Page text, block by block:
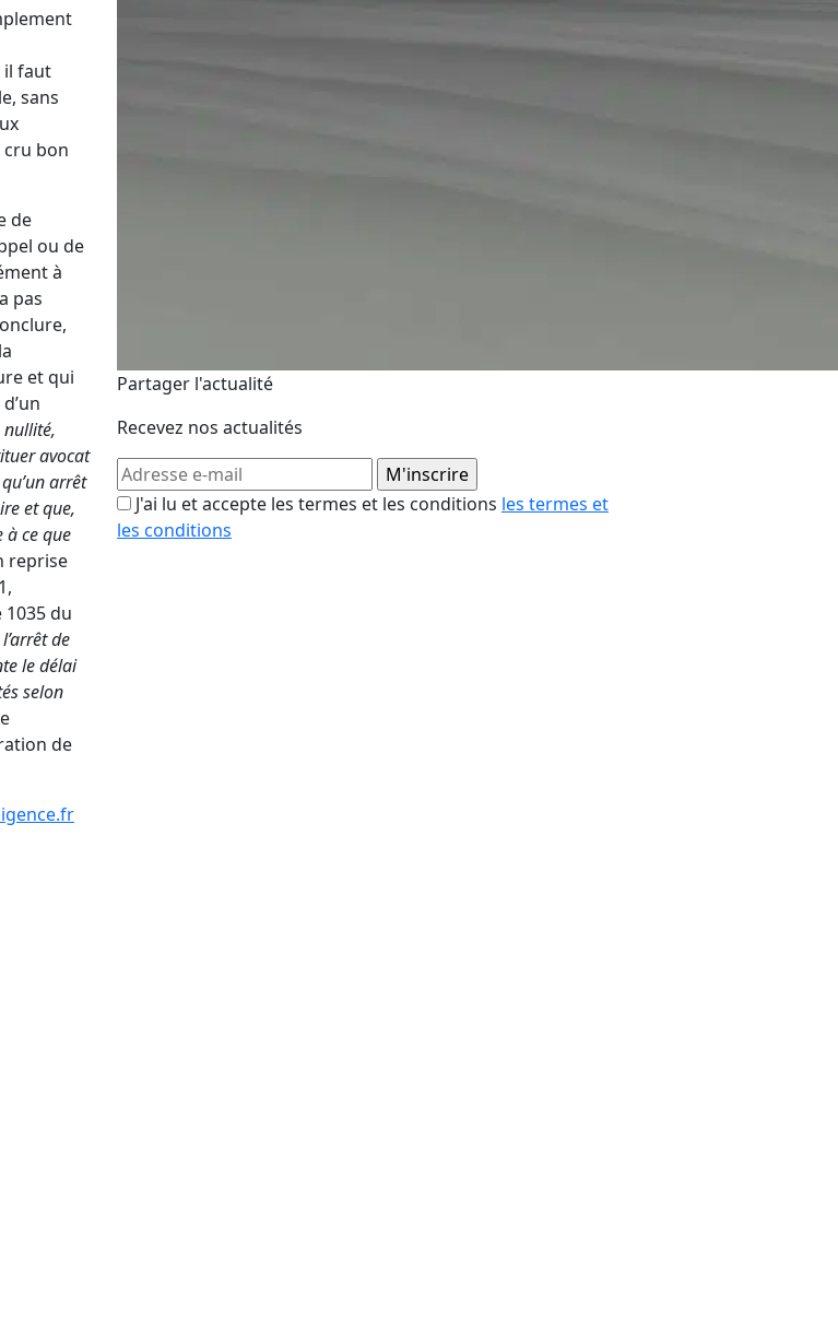
il faut
sans
cru bon
de
ou de
à
pas
et qui
nullité,
avocat
arrêt
et que,
à ce que
reprise
du
de
le délai
selon
de
Partager l'actualité
Recevez nos actualités
J'ai lu et accepte les termes et les conditions les termes et
les conditions